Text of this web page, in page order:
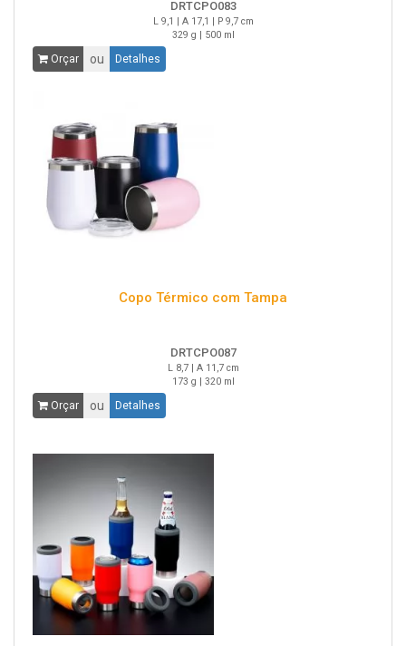
DRTCPO083
L 9,1 | A 17,1 | P 9,7 cm
329 g | 500 ml
Orçar ou Detalhes
Copo Térmico com Tampa
DRTCPO087
L 8,7 | A 11,7 cm
173 g | 320 ml
Orçar ou Detalhes